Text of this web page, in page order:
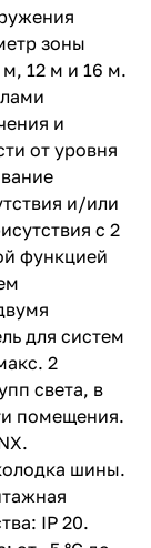
зоны
12 м и 16 м.
и
от уровня
и/или
с 2
функцией
для систем
2
света, в
помещения.
шины.
IP 20.